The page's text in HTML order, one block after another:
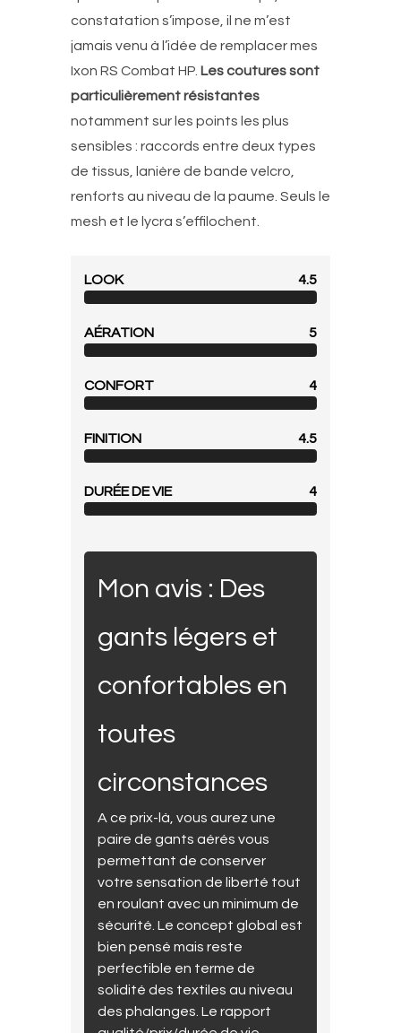
constatation s’impose, il ne m’est
jamais venu à l’idée de remplacer mes
Ixon RS Combat HP. Les coutures sont
particulièrement résistantes
notamment sur les points les plus
sensibles : raccords entre deux types
de tissus, lanière de bande velcro,
renforts au niveau de la paume. Seuls le
mesh et le lycra s’effilochent.
LOOK 4.5
AÉRATION 5
CONFORT 4
FINITION 4.5
DURÉE DE VIE 4
Mon avis : Des
gants légers et
confortables en
toutes
circonstances
A ce prix-là, vous aurez une
paire de gants aérés vous
permettant de conserver
votre sensation de liberté tout
en roulant avec un minimum de
sécurité. Le concept global est
bien pensé mais reste
perfectible en terme de
solidité des textiles au niveau
des phalanges. Le rapport